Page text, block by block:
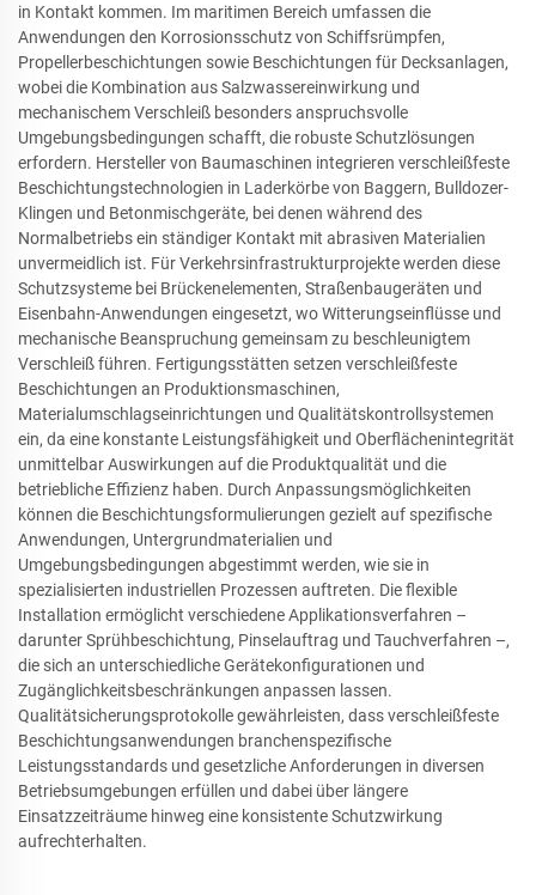
in Kontakt kommen. Im maritimen Bereich umfassen die
Anwendungen den Korrosionsschutz von Schiffsrümpfen,
Propellerbeschichtungen sowie Beschichtungen für Decksanlagen,
wobei die Kombination aus Salzwassereinwirkung und
mechanischem Verschleiß besonders anspruchsvolle
Umgebungsbedingungen schafft, die robuste Schutzlösungen
erfordern. Hersteller von Baumaschinen integrieren verschleißfeste
Beschichtungstechnologien in Laderkörbe von Baggern, Bulldozer-
Klingen und Betonmischgeräte, bei denen während des
Normalbetriebs ein ständiger Kontakt mit abrasiven Materialien
unvermeidlich ist. Für Verkehrsinfrastrukturprojekte werden diese
Schutzsysteme bei Brückenelementen, Straßenbaugeräten und
Eisenbahn-Anwendungen eingesetzt, wo Witterungseinflüsse und
mechanische Beanspruchung gemeinsam zu beschleunigtem
Verschleiß führen. Fertigungsstätten setzen verschleißfeste
Beschichtungen an Produktionsmaschinen,
Materialumschlagseinrichtungen und Qualitätskontrollsystemen
ein, da eine konstante Leistungsfähigkeit und Oberflächenintegrität
unmittelbar Auswirkungen auf die Produktqualität und die
betriebliche Effizienz haben. Durch Anpassungsmöglichkeiten
können die Beschichtungsformulierungen gezielt auf spezifische
Anwendungen, Untergrundmaterialien und
Umgebungsbedingungen abgestimmt werden, wie sie in
spezialisierten industriellen Prozessen auftreten. Die flexible
Installation ermöglicht verschiedene Applikationsverfahren –
darunter Sprühbeschichtung, Pinselauftrag und Tauchverfahren –,
die sich an unterschiedliche Gerätekonfigurationen und
Zugänglichkeitsbeschränkungen anpassen lassen.
Qualitätsicherungsprotokolle gewährleisten, dass verschleißfeste
Beschichtungsanwendungen branchenspezifische
Leistungsstandards und gesetzliche Anforderungen in diversen
Betriebsumgebungen erfüllen und dabei über längere
Einsatzzeiträume hinweg eine konsistente Schutzwirkung
aufrechterhalten.